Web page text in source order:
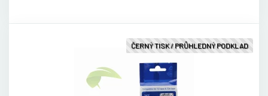
ČERNÝ TISK / PRŮHLEDNÝ PODKLAD